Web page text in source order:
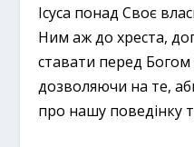
Ісуса понад Своє
Ним аж до хреста,
ставати перед
дозволяючи на те,
про нашу поведінку